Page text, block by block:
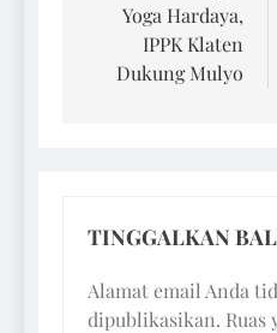
Yoga Hardaya,
IPPK Klaten
Dukung Mulyo
TINGGALKAN
Alamat email Anda
dipublikasikan. Ruas